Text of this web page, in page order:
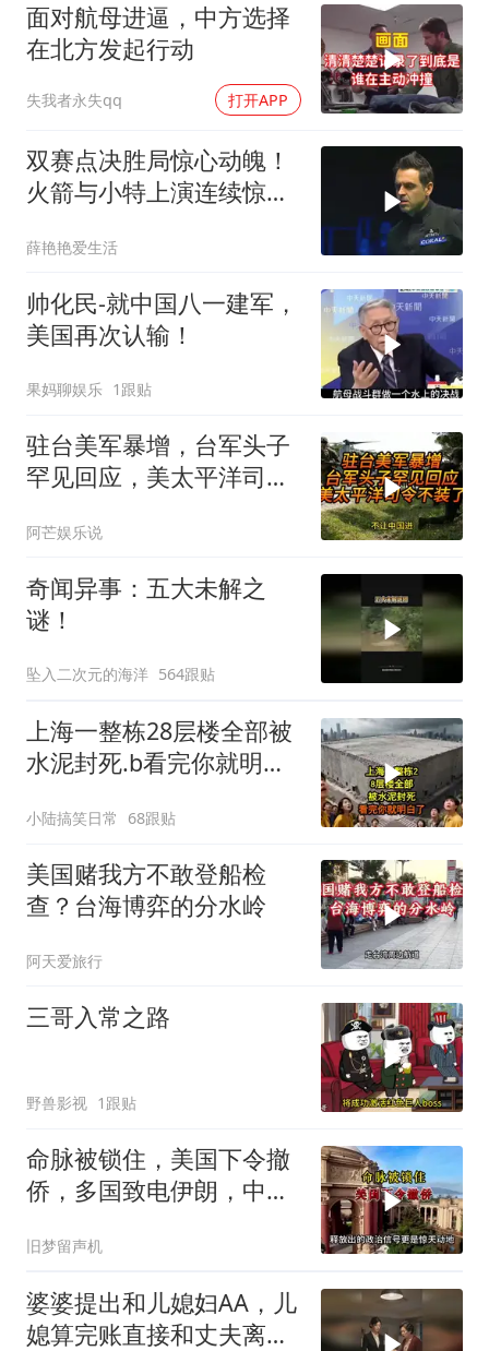
面对航母进逼，中方选择
在北方发起行动
失我者永失qq 打开APP
双赛点决胜局惊心动魄！
火箭与小特上演连续惊险
薛艳艳爱生活
帅化民-就中国八一建军，
美国再次认输！
果妈聊娱乐 1跟贴
驻台美军暴增，台军头子
罕见回应，美太平洋司令
阿芒娱乐说
奇闻异事：五大未解之
谜！
坠入二次元的海洋 564跟贴
上海一整栋28层楼全部被
水泥封死.b看完你就明白
小陆搞笑日常 68跟贴
美国赌我方不敢登船检
查？台海博弈的分水岭
阿天爱旅行
三哥入常之路
野兽影视 1跟贴
命脉被锁住，美国下令撤
侨，多国致电伊朗，中国
旧梦留声机
婆婆提出和儿媳妇AA，儿
媳算完账直接和丈夫离